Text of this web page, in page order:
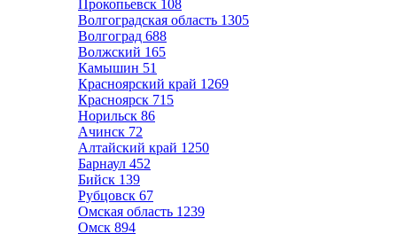
Прокопьевск 108
Волгоградская область 1305
Волгоград 688
Волжский 165
Камышин 51
Красноярский край 1269
Красноярск 715
Норильск 86
Ачинск 72
Алтайский край 1250
Барнаул 452
Бийск 139
Рубцовск 67
Омская область 1239
Омск 894